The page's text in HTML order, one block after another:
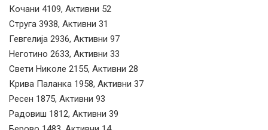
Кочани 4109, Активни 52
Струга 3938, Активни 31
Гевгелија 2936, Активни 97
Неготино 2633, Активни 33
Свети Николе 2155, Активни 28
Крива Паланка 1958, Активни 37
Ресен 1875, Активни 93
Радовиш 1812, Активни 39